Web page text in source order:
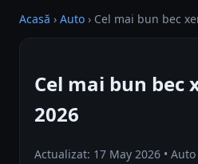
Acasă › Auto › Cel mai bun bec
Cel mai bun bec
2026
Actualizat: 17 May 2026 • Auto